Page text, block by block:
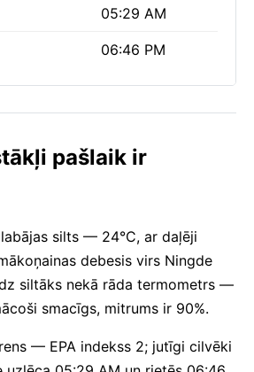
05:29 AM
06:46 PM
pašlaik ir
silts — 24°C, ar daļēji
debesis virs Ningde
siltāks nekā rāda termometrs —
smacīgs, mitrums ir 90%.
— EPA indekss 2; jutīgi cilvēki